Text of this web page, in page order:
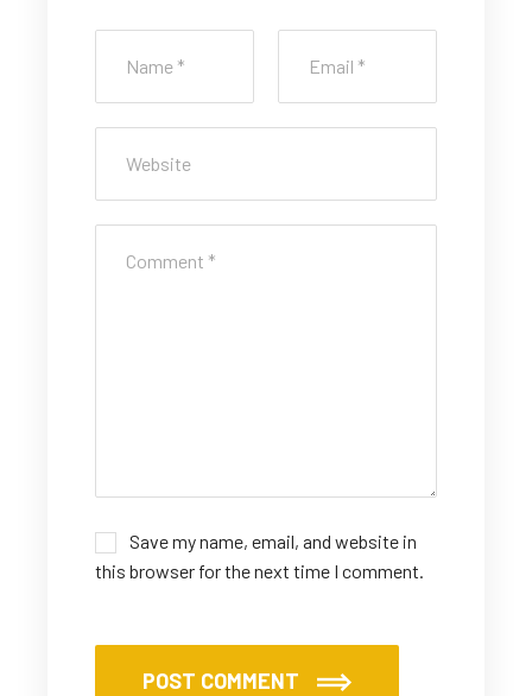
Save my name, email, and website in
this browser for the next time I comment.
POST COMMENT